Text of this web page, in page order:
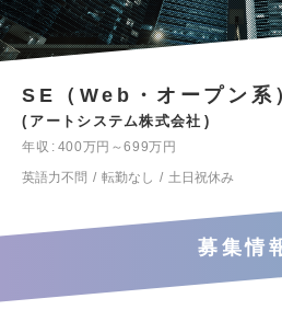
SE（Web・オープン系
アートシステム株式会社
年収
400万円～699万円
英語力不問
転勤なし 土日祝休み
募集情